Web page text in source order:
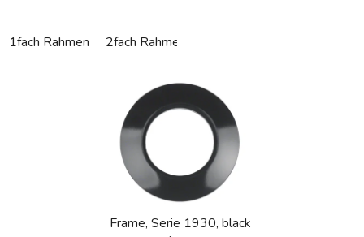
1fach Rahmen 2fach Rahmen
Frame, Serie 1930, black